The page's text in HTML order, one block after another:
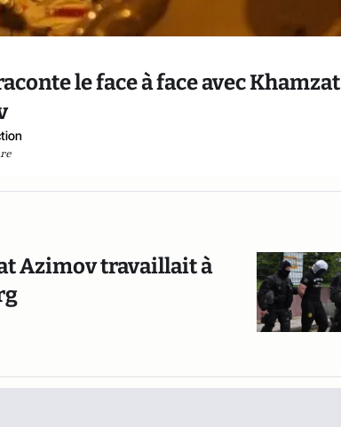
le face à face avec Khamzat
Azimov travaillait à